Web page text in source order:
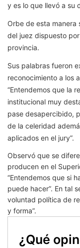
y es lo que llevó a su
Orbe de esta manera
del juez dispuesto
provincia.
Sus palabras fueron
reconocimiento a los
“Entendemos que la
institucional muy
pase desapercibido,
de la celeridad
aplicados en el jury”.
Observó que se
producen en el
“Entendemos que si
puede hacer”. En tal
voluntad política de
y forma”.
¿Qué